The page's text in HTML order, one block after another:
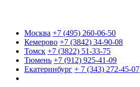
Москва +7 (495) 260-06-50
Кемерово +7 (3842) 34-90-08
Томск +7 (3822) 51-33-75
Тюмень +7 (912) 925-41-09
Екатеринбург + 7 (343) 272-45-07